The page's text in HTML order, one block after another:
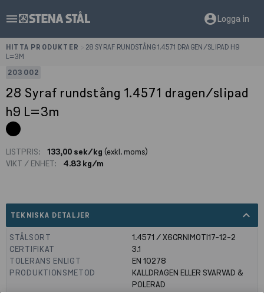
menu account_circleLogga in
HITTA PRODUKTER
28 SYRAF RUNDSTÅNG 1.4571 DRAGEN/SLIPAD H9
L=3M
203002
28 Syraf rundstång 1.4571 dragen/slipad
h9 L=3m
LISTPRIS: 133,00 sek/kg (exkl. moms)
VIKT / ENHET:
4.83 kg/m
TEKNISKA DETALJER expand_less
STÅLSORT
1.4571 / X6CRNIMOTI17-12-2
CERTIFIKAT
3.1
TOLERANS ENLIGT
EN 10278
PRODUKTIONSMETOD
KALLDRAGEN ELLER SVARVAD &
POLERAD